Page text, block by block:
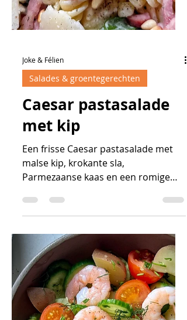
Salades & groentegerechten
Caesar pastasalade
met kip
Een frisse Caesar pastasalade met